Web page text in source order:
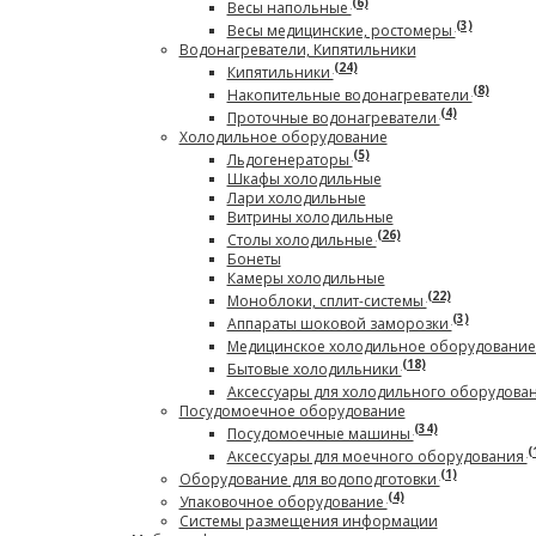
Весы напольные
Весы медицинские, ростомеры(3)
Водонагреватели, Кипятильники
Кипятильники(24)
Накопительные водонагреватели(8)
Проточные водонагреватели(4)
Холодильное оборудование
Льдогенераторы(5)
Шкафы холодильные
Лари холодильные
Витрины холодильные
Столы холодильные(26)
Бонеты
Камеры холодильные
Моноблоки, сплит-системы(22)
Аппараты шоковой заморозки(3)
Медицинское холодильное
Бытовые холодильники(18)
Аксессуары для холодильного
Посудомоечное оборудование
Посудомоечные машины(34)
Аксессуары для моечного оборудования
Оборудование для водоподготовки(1)
Упаковочное оборудование(4)
Системы размещения информации